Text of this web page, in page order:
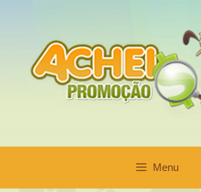
conteúdo
Menu